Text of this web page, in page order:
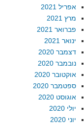
אפריל 2021
מרץ 2021
פברואר 2021
ינואר 2021
דצמבר 2020
נובמבר 2020
אוקטובר 2020
ספטמבר 2020
אוגוסט 2020
יולי 2020
יוני 2020